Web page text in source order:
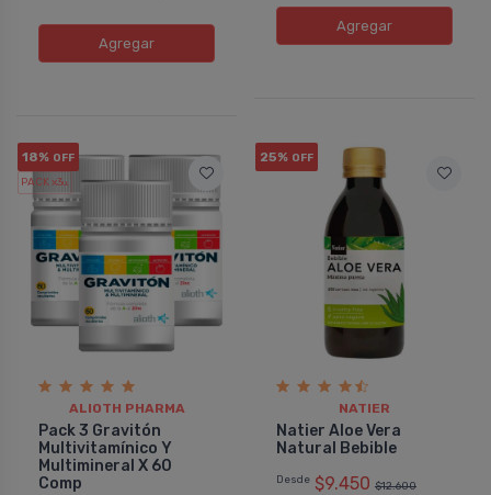
Agregar
Agregar
18% OFF
PACK x3u.
ALIOTH PHARMA
Pack 3 Gravitón
Multivitamí­nico Y
Multimineral X 60
Comp
25% OFF
NATIER
Natier Aloe Vera
Natural Bebible
Desde $9.450 $12.600